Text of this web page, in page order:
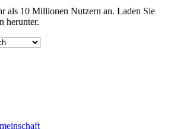
als 10 Millionen Nutzern an. Laden Sie
herunter.